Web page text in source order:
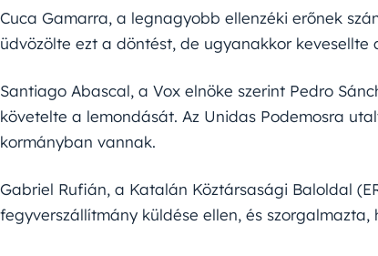
Cuca Gamarra, a legnagyobb ellenzéki erőnek
üdvözölte ezt a döntést, de ugyanakkor
Santiago Abascal, a Vox elnöke szerint Pedro
követelte a lemondását. Az Unidas Podemosra
kormányban vannak.
Gabriel Rufián, a Katalán Köztársasági Baloldal
fegyverszállítmány küldése ellen, és